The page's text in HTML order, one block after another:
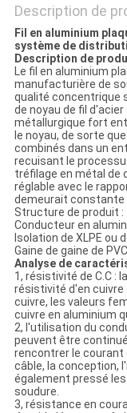
SITE
POLITIQUE
DE
Description de
Fil en aluminium
système de
Description de
Le fil en aluminium
manufacturière de
qualité concentrique
de noyau de fil
métallurgique fort
le noyau, de sorte
combinés dans un
recuisant le
tréfilage en métal de
réglable avec le
demeurait
Structure de produit :
Conducteur en
Isolation de XLPE ou
Gaine de gaine de
Analyse de
1, résistivité de C.C :
résistivité d'en cuivre
cuivre, les valeurs
cuivre en aluminium
2, l'utilisation du
peuvent être
rencontrer le courant
câble, la conception,
également pressé
soudure.
3, résistance en